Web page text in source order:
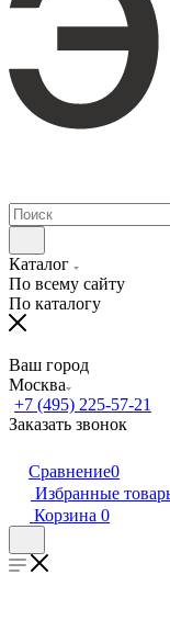
Каталог
По всему сайту
По каталогу
Ваш город
Москва
+7 (495) 225-57-21
Заказать звонок
Сравнение0
Избранные
Корзина 0